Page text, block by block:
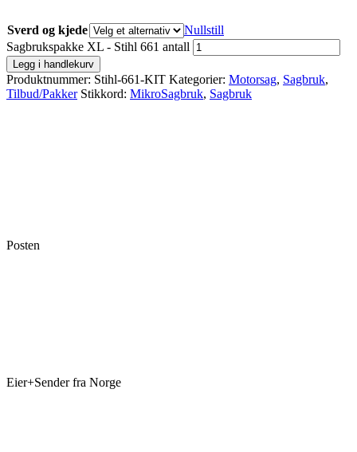
Sverd og kjede
Nullstill
Sagbrukspakke XL - Stihl 661 antall
Legg i handlekurv
Produktnummer: Stihl-661-KIT Kategorier: Motorsag, Sagbruk,
Tilbud/Pakker Stikkord: MikroSagbruk, Sagbruk
Posten
Eier+Sender fra Norge